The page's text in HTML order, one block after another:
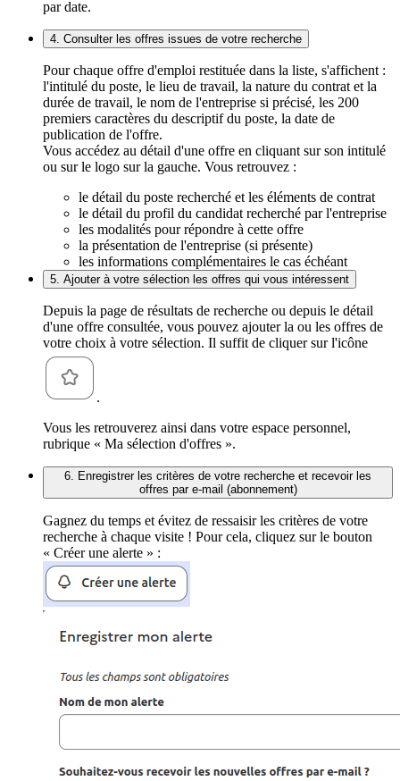
par date.
4. Consulter les offres issues de votre recherche
Pour chaque offre d'emploi restituée dans la liste, s'affichent :
l'intitulé du poste, le lieu de travail, la nature du contrat et la
durée de travail, le nom de l'entreprise si précisé, les 200
premiers caractères du descriptif du poste, la date de
publication de l'offre.
Vous accédez au détail d'une offre en cliquant sur son intitulé
ou sur le logo sur la gauche. Vous retrouvez :
le détail du poste recherché et les éléments de contrat
le détail du profil du candidat recherché par l'entreprise
les modalités pour répondre à cette offre
la présentation de l'entreprise (si présente)
les informations complémentaires le cas échéant
5. Ajouter à votre sélection les offres qui vous intéressent
Depuis la page de résultats de recherche ou depuis le détail
d'une offre consultée, vous pouvez ajouter la ou les offres de
votre choix à votre sélection. Il suffit de cliquer sur l'icône
.
Vous les retrouverez ainsi dans votre espace personnel,
rubrique « Ma sélection d'offres ».
6. Enregistrer les critères de votre recherche et recevoir les
offres par e-mail (abonnement)
Gagnez du temps et évitez de ressaisir les critères de votre
recherche à chaque visite ! Pour cela, cliquez sur le bouton
« Créer une alerte » :